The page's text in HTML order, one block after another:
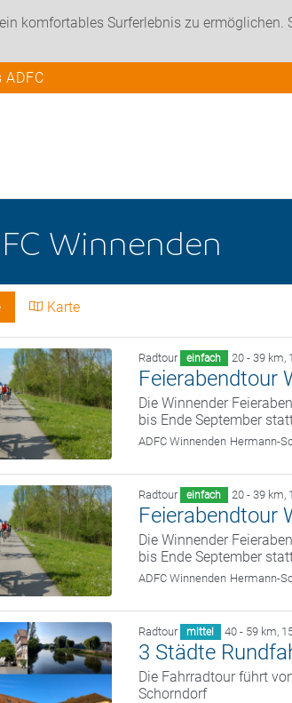
komfortables Surferlebnis zu ermöglichen.
Winnenden
Karte
Radtour einfach 20 - 39 km,
Feierabendtour
Die Winnender
bis Ende September
ADFC Winnenden Hermann-
Radtour einfach 20 - 39 km,
Feierabendtour
Die Winnender
bis Ende September
ADFC Winnenden Hermann-
Radtour mittel 40 - 59 km,
3 Städte
Die Fahrradtour führt
Schorndorf